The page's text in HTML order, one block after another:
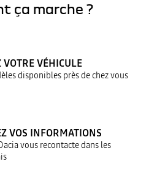
ça marche ?
VOTRE VÉHICULE
disponibles près de chez vous
VOS INFORMATIONS
vous recontacte dans les